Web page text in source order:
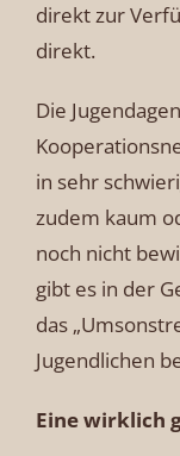
direkt zur
direkt.
Die
in sehr
zudem kaum
noch nicht
gibt es in der
das
Jugendlichen
Eine wirklich